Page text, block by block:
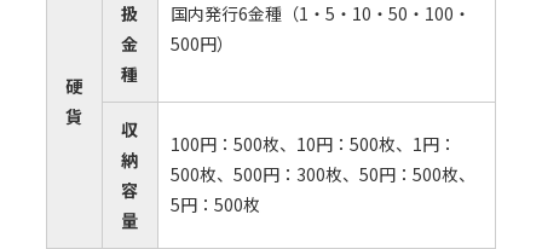
硬
貨
扱
⾦
種
国内発⾏6⾦種（1・5・10・50・100・
500円）
収
納
容
量
100円：500枚、10円：500枚、1円：
500枚、500円：300枚、50円：500枚、
5円：500枚